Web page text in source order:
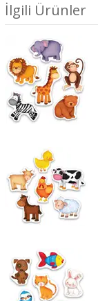
İlgili Ürünler